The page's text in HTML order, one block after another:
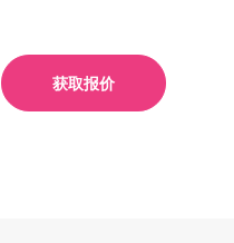
获取报价